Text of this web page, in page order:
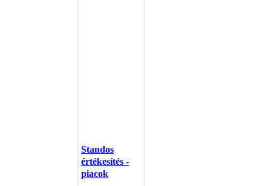
Standos
értékesítés -
piacok